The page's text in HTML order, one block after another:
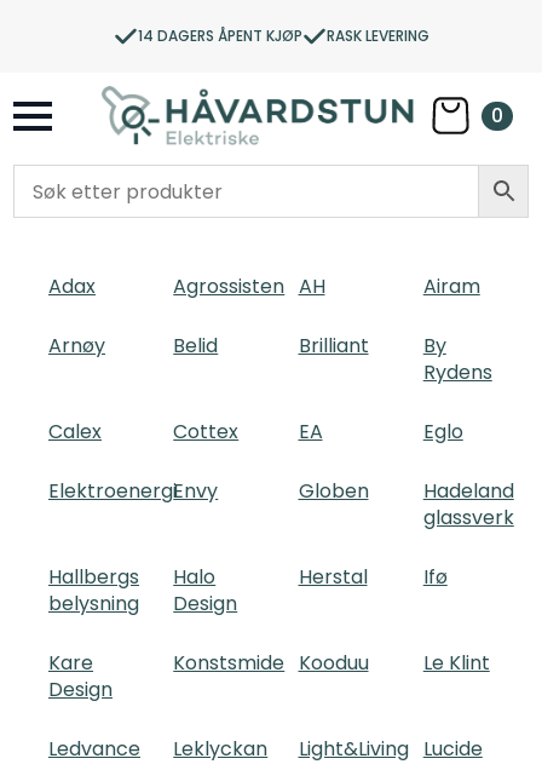
14 DAGERS ÅPENT KJØP RASK LEVERING
0
Adax Agrossisten AH Airam
Arnøy Belid Brilliant
By
Rydens
Calex Cottex EA Eglo
ElektroenergiEnvy Globen
Hadeland
glassverk
Hallbergs
belysning
Halo
Design
Herstal Ifø
Kare
Design
Konstsmide Kooduu Le Klint
Ledvance Leklyckan Light&Living Lucide